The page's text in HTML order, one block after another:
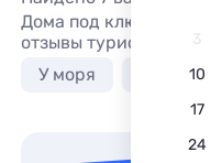
3
10
17
24
Дома под ключ у моря
отзывы туристов.
У моря
С